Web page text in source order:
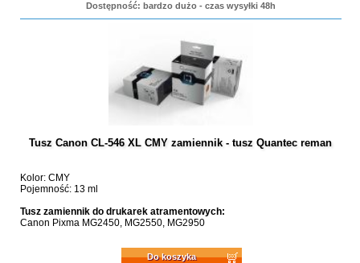
Dostępność: bardzo dużo - czas wysyłki 48h
Tusz Canon CL-546 XL CMY zamiennik - tusz Quantec reman
Kolor: CMY
Pojemność: 13 ml
Tusz zamiennik do drukarek atramentowych:
Canon Pixma MG2450, MG2550, MG2950
Do koszyka